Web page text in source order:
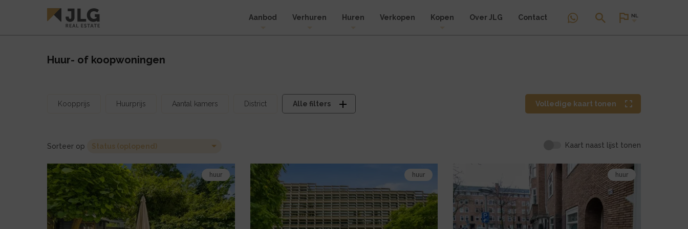
NL
Aanbod Verhuren Huren Verkopen Kopen Over JLG Contact
Huur- of koopwoningen
Koopprijs Huurprijs Aantal kamers District Alle filters Volledige kaart tonen
Sorteer op Kaart naast lijst tonen
Bekijk
de
detail
pagina
van
huur
Bekijk
de
detail
pagina
van
huur
de
detail
pagina
van
huur